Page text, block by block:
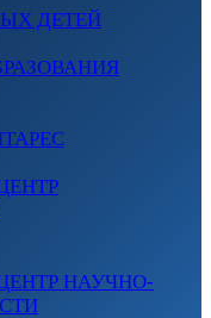
ДЕТЕЙ
НАУЧНО-